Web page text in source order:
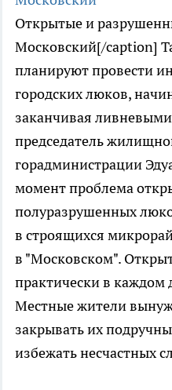
Открытые и
Московский[/caption]
планируют провести
городских люков,
заканчивая
председатель
горадминистрации
момент проблема
полуразрушенных
в строящихся
в "Московском".
практически в каждом
Местные жители
закрывать их
избежать несчастных